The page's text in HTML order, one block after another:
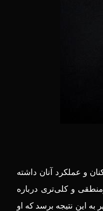
و عملکرد آنان داشته
و کلی‌تری درباره
این نتیجه برسد که او